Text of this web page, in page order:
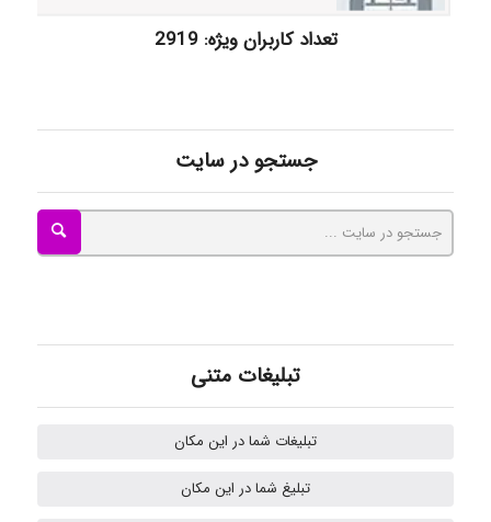
تعداد کاربران ویژه: 2919
جستجو در سایت
تبلیغات متنی
تبلیغات شما در این مکان
تبلیغ شما در این مکان